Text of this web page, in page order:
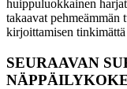
huippuluokkainen
takaavat pehmeämmän
kirjoittamisen tinkimättä
SEURAAVAN